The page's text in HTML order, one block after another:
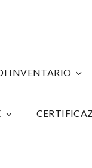
INVENTARIO